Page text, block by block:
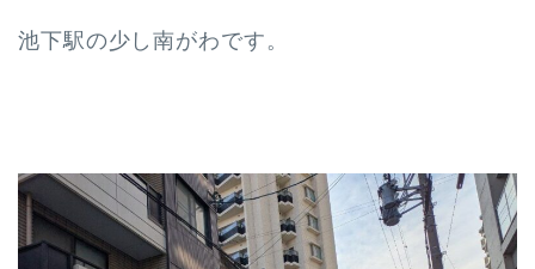
池下駅の少し南がわです。